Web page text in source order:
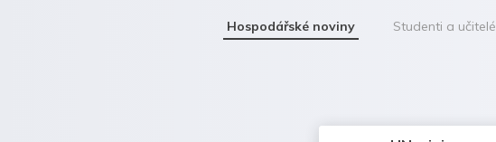
Hospodářské noviny Studenti a učitelé